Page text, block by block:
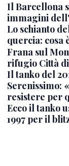
Il Barcellona
immagini
Lo schianto
quercia: cosa
Frana sul
rifugio Città
Il tanko del
Serenissimo:
resistere per
Ecco il tanko
1997 per il